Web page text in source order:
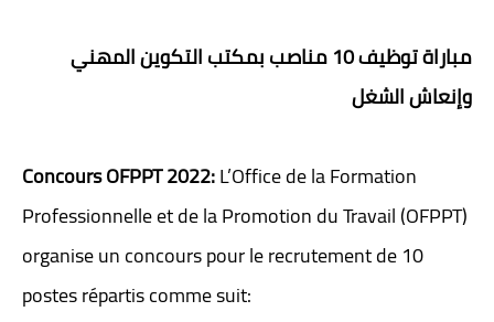
مباراة توظيف 10 مناصب بمكتب التكوين المهني
وإنعاش الشغل
Concours OFPPT 2022:L’Office de la Formation
Professionnelle et de la Promotion du Travail (OFPPT)
organise un concours pour le recrutement de 10
postes répartis comme suit: